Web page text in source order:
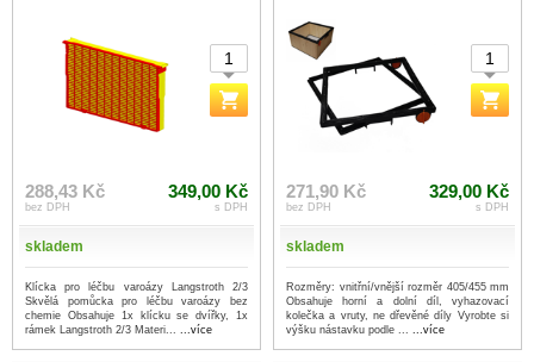
288,43 Kč
bez DPH
349,00 Kč
s DPH
skladem
Klícka pro léčbu varoázy Langstroth 2/3
Skvělá pomůcka pro léčbu varoázy bez
chemie Obsahuje 1x klícku se dvířky, 1x
rámek Langstroth 2/3 Materi... ...více
271,90 Kč
bez DPH
329,00 Kč
s DPH
skladem
Rozměry: vnitřní/vnější rozměr 405/455 mm
Obsahuje horní a dolní díl, vyhazovací
kolečka a vruty, ne dřevěné díly Vyrobte si
výšku nástavku podle ... ...více